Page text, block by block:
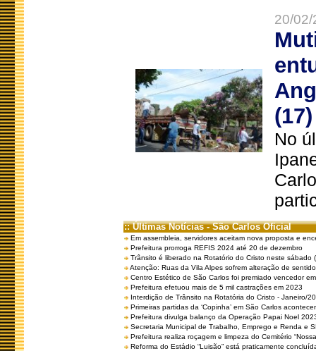
20/
(17)
No
:: Últimas Notícias - São Carlos Oficial
Em assembleia, servidores aceitam nova proposta e
Prefeitura prorroga REFIS 2024 até 20 de dezembro
Trânsito é liberado na Rotatório do Cristo neste sábado
Atenção: Ruas da Vila Alpes sofrem alteração de
Centro Estético de São Carlos foi premiado vencedor
Prefeitura efetuou mais de 5 mil castrações em 2023
Interdição de Trânsito na Rotatória do Cristo - Janeiro/
Primeiras partidas da ‘Copinha’ em São Carlos
Prefeitura divulga balanço da Operação Papai Noel
Secretaria Municipal de Trabalho, Emprego e Renda e
Prefeitura realiza roçagem e limpeza do Cemitério
Reforma do Estádio “Luisão” está praticamente